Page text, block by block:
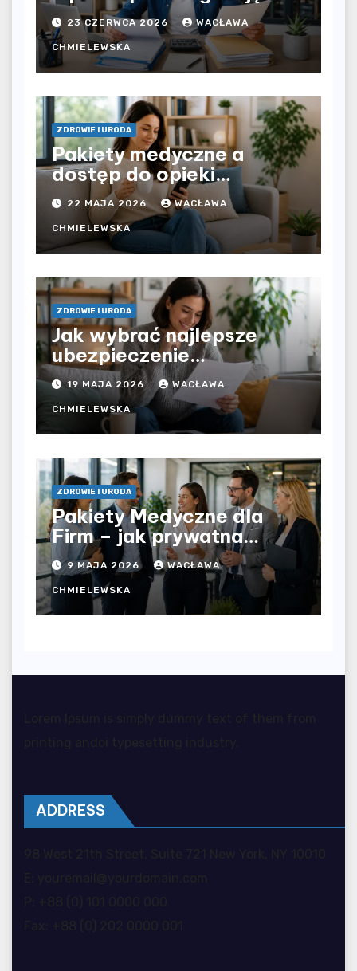
bezpośrednio u
pracodawcy – jak
rozliczyć oba źródła
dochodu?
23 CZERWCA 2026 WACŁAWA
CHMIELEWSKA
ZDROWIE I URODA
Pakiety medyczne a
dostęp do opieki
zdrowotnej bez
ograniczeń czasowych –
czy prywatna opieka daje
większą swobodę?
22 MAJA 2026 WACŁAWA
CHMIELEWSKA
ZDROWIE I URODA
Jak wybrać najlepsze
ubezpieczenie
komunikacyjne i uniknąć
kosztownych błędów?
19 MAJA 2026 WACŁAWA
CHMIELEWSKA
ZDROWIE I URODA
Pakiety Medyczne dla
Firm – jak prywatna
opieka zdrowotna
wpływa na jakość
współpracy w
organizacji?
9 MAJA 2026 WACŁAWA
CHMIELEWSKA
ADDRESS